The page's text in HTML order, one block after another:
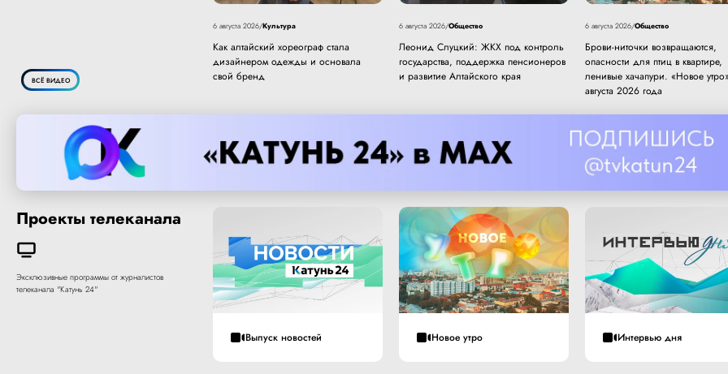
ВСЁ ВИДЕО
6 августа 2026/Культура
Как алтайский хореограф стала
дизайнером одежды и основала
свой бренд
6 августа 2026/Общество
Леонид Слуцкий: ЖКХ под контроль
государства, поддержка пенсионеров
и развитие Алтайского края
6 августа 2026/Общество
Брови-ниточки возвращаются,
опасности для птиц в квартире,
ленивые хачапури. «Новое
августа 2026 года
Проекты телеканала
Эксклюзивные программы от журналистов
телеканала "Катунь 24"
Выпуск новостей Новое утро Интервью дня